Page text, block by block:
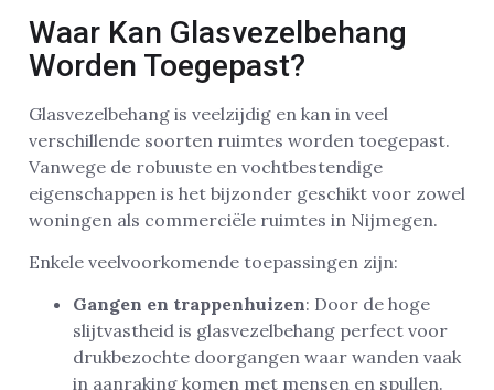
Waar Kan Glasvezelbehang
Worden Toegepast?
Glasvezelbehang is veelzijdig en kan in veel
verschillende soorten ruimtes worden toegepast.
Vanwege de robuuste en vochtbestendige
eigenschappen is het bijzonder geschikt voor zowel
woningen als commerciële ruimtes in Nijmegen.
Enkele veelvoorkomende toepassingen zijn:
Gangen en trappenhuizen: Door de hoge
slijtvastheid is glasvezelbehang perfect voor
drukbezochte doorgangen waar wanden vaak
in aanraking komen met mensen en spullen.